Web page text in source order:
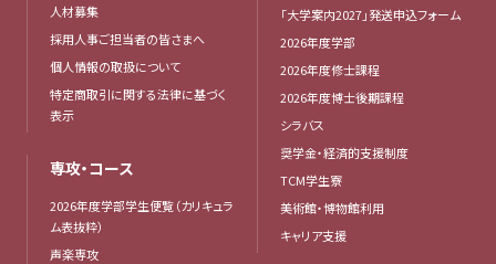
人材募集
採用人事ご担当者の皆さまへ
個人情報の取扱について
特定商取引に関する法律に基づく
表示
専攻・コース
2026年度学部学生便覧（カリキュラ
ム表抜粋）
声楽専攻
「大学案内2027」発送申込フォーム
2026年度学部
2026年度修士課程
2026年度博士後期課程
シラバス
奨学金・経済的支援制度
TCM学生寮
美術館・博物館利用
キャリア支援